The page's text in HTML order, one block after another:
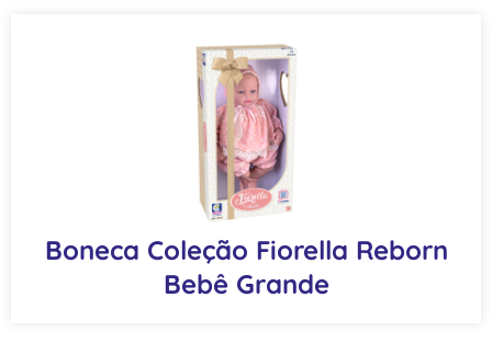
Boneca Coleção Fiorella Reborn
Bebê Grande